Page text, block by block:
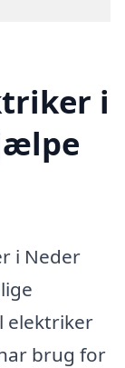
i
i Neder
elektriker
brug for